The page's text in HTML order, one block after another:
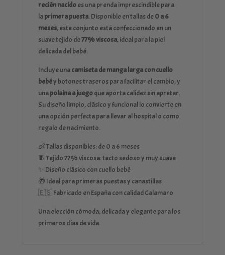
recién nacidoes una prenda imprescindible para
laprimera puesta. Disponible en tallas de0 a 6
meses, este conjunto está confeccionado en un
suave tejido de77% viscosa, ideal para la piel
delicada del bebé.
Incluye unacamiseta de manga larga con cuello
bebéy botones traseros para facilitar el cambio, y
unapolaina a juegoque aporta calidez sin apretar.
Su diseño limpio, clásico y funcional lo convierte en
una opción perfecta para llevar al hospital o como
regalo de nacimiento.
👶 Tallas disponibles: de 0 a 6 meses
🧵 Tejido 77% viscosa: tacto sedoso y muy suave
✨ Diseño clásico con cuello bebé
🎁 Ideal para primeras puestas y canastillas
🇪🇸 Fabricado en España con calidad Calamaro
Una elección cómoda, delicada y elegante para los
primeros días de vida.